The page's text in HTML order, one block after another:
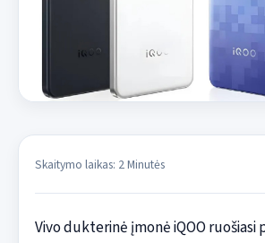
Skaitymo laikas: 2 Minutės
Vivo dukterinė įmonė iQOO